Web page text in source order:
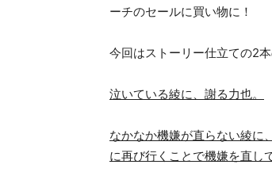
ーチのセールに買い物に！
今回はストーリー仕立ての2
泣いている綾に、謝る力也。
なかなか機嫌が直らない綾に
に再び行くことで機嫌を直し